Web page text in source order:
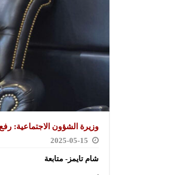
وزيرة الشؤون الاجتماعية:
2025-05-15
شام تايمز- متابعة